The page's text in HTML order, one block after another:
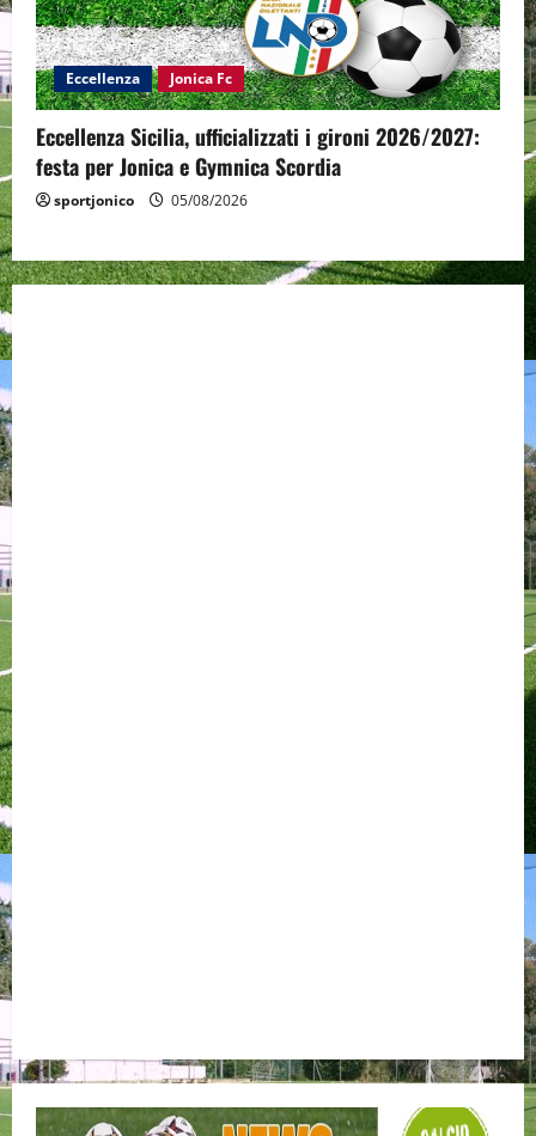
Eccellenza Jonica Fc
Eccellenza Sicilia, ufficializzati i gironi 2026/2027:
festa per Jonica e Gymnica Scordia
sportjonico 05/08/2026